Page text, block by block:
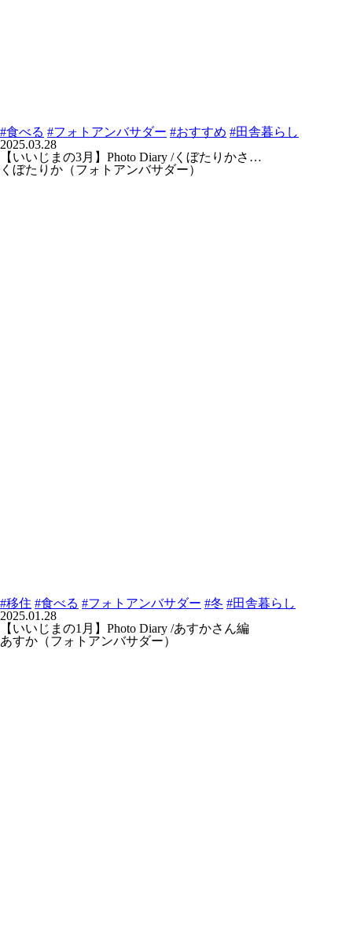
#食べる #フォトアンバサダー #おすすめ #田舎暮らし
2025.03.28
【いいじまの3月】Photo Diary /くぼたりかさ…
くぼたりか（フォトアンバサダー）
#移住 #食べる #フォトアンバサダー #冬 #田舎暮らし
2025.01.28
【いいじまの1月】Photo Diary /あすかさん編
あすか（フォトアンバサダー）